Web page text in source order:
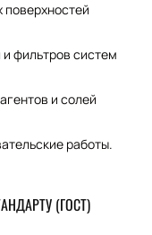
поверхностей
фильтров систем
и солей
работы.
(ГОСТ)